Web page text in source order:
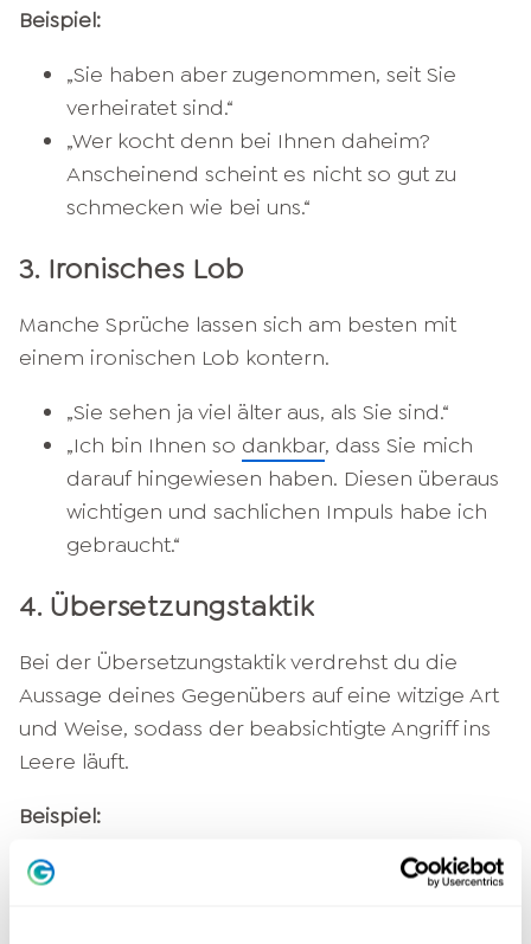
Beispiel:
„Sie haben aber zugenommen, seit Sie
verheiratet sind.“
„Wer kocht denn bei Ihnen daheim?
Anscheinend scheint es nicht so gut zu
schmecken wie bei uns.“
3. Ironisches Lob
Manche Sprüche lassen sich am besten mit
einem ironischen Lob kontern.
„Sie sehen ja viel älter aus, als Sie sind.“
„Ich bin Ihnen so dankbar, dass Sie mich
darauf hingewiesen haben. Diesen überaus
wichtigen und sachlichen Impuls habe ich
gebraucht.“
4. Übersetzungstaktik
Bei der Übersetzungstaktik verdrehst du die
Aussage deines Gegenübers auf eine witzige Art
und Weise, sodass der beabsichtigte Angriff ins
Leere läuft.
Beispiel:
„Sie plappern doch nur alles nach, was der